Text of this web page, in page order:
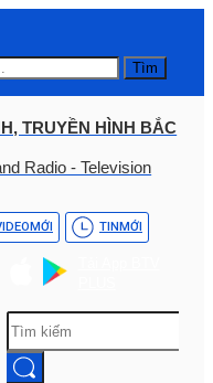
Tìm
TRUYỀN HÌNH BẮC
Radio - Television
MỚI TINMỚI